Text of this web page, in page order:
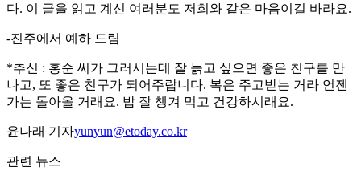
다. 이 글을 읽고 계신 여러분도 저희와 같은 마음이길 바라요.
-진주에서 예하 드림
*추신 : 홍순 씨가 그러시는데 잘 늙고 싶으면 좋은 친구를 만
나고, 또 좋은 친구가 되어주랍니다. 복은 주고받는 거라 언젠
가는 돌아올 거래요. 밥 잘 챙겨 먹고 건강하시래요.
윤나래 기자yunyun@etoday.co.kr
관련 뉴스